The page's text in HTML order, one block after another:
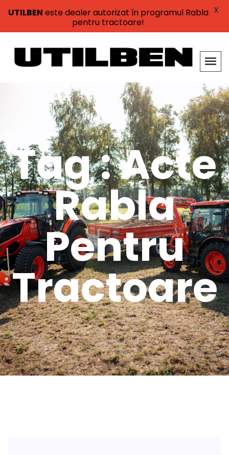
Tag : Acte
Rabla
Pentru
Tractoare
UTILBEN este dealer autorizat în programul Rabla
pentru tractoare!
X